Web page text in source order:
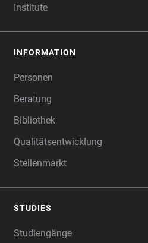
Institute
INFORMATION
Personen
Beratung
Bibliothek
Qualitätsentwicklung
Stellenmarkt
STUDIES
Studiengänge